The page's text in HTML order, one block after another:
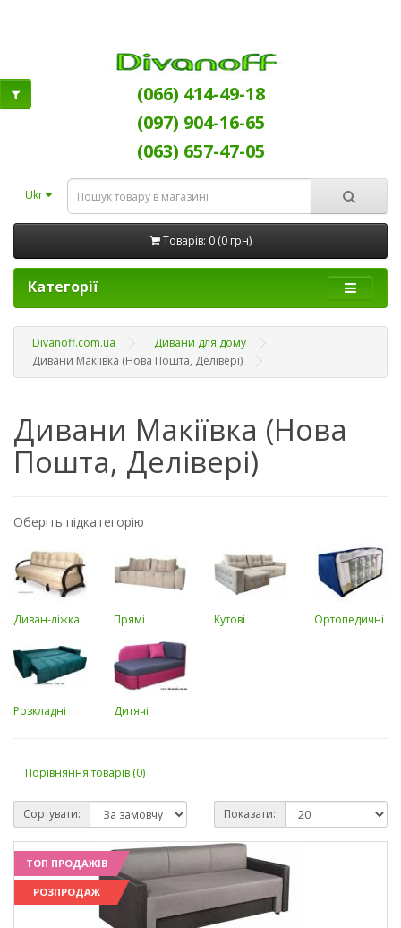
(066) 414-49-18
(097) 904-16-65
(063) 657-47-05
Ukr
Товарів: 0 (0 грн)
Категорії
Divanoff.com.ua
Дивани для дому
Дивани Макіївка (Нова Пошта, Делівері)
Дивани Макіївка (Нова
Пошта, Делівері)
Оберіть підкатегорію
Диван-ліжка Прямі Кутові Ортопедичні
Розкладні Дитячі
Порівняння товарів (0)
Сортувати: Показати:
ТОП ПРОДАЖІВ
РОЗПРОДАЖ